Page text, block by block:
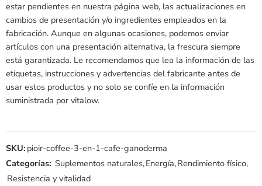
estar pendientes en nuestra página web, las actualizaciones en
cambios de presentación y/o ingredientes empleados en la
fabricación. Aunque en algunas ocasiones, podemos enviar
artículos con una presentación alternativa, la frescura siempre
está garantizada. Le recomendamos que lea la información de las
etiquetas, instrucciones y advertencias del fabricante antes de
usar estos productos y no solo se confíe en la información
suministrada por vitalow.
SKU: pioir-coffee-3-en-1-cafe-ganoderma
Categorías: Suplementos naturales,Energía,Rendimiento físico,
Resistencia y vitalidad